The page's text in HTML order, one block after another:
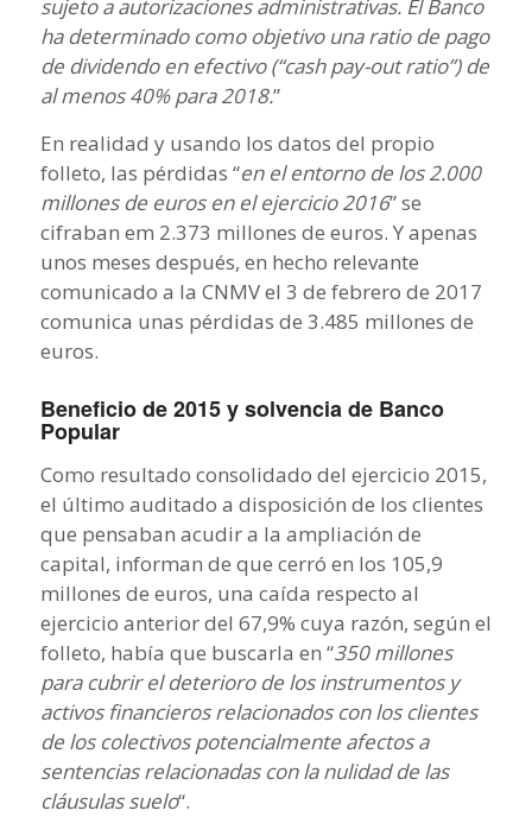
sujeto a autorizaciones administrativas. El Banco
ha determinado como objetivo una ratio de pago
de dividendo en efectivo (“cash pay-outratio”) de
al menos 40% para 2018.”
En realidad y usando los datos del propio
folleto, las pérdidas “en el entorno de los 2.000
millones de euros en el ejercicio 2016” se
cifraban em 2.373 millones de euros. Y apenas
unos meses después, en hecho relevante
comunicado a la CNMV el 3 de febrero de 2017
comunica unas pérdidas de 3.485 millones de
euros.
Beneficio de 2015 y solvencia de Banco
Popular
Como resultado consolidado del ejercicio 2015,
el último auditado a disposición de los clientes
que pensaban acudir a la ampliación de
capital, informan de que cerró en los 105,9
millones de euros, una caída respecto al
ejercicio anterior del 67,9% cuya razón, según el
folleto, había que buscarla en “350 millones
para cubrir el deterioro de los instrumentos y
activos financieros relacionados con los clientes
de los colectivos potencialmente afectos a
sentencias relacionadas con la nulidad de las
cláusulas suelo“.